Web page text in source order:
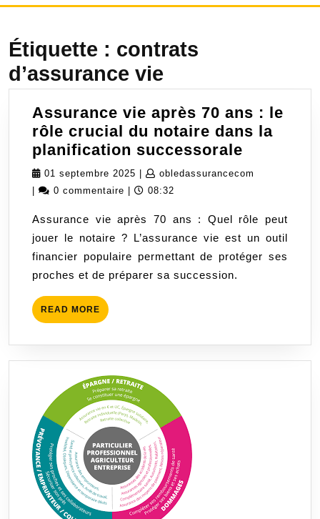
Étiquette : contrats
d’assurance vie
Assurance vie après 70 ans : le
rôle crucial du notaire dans la
planification successorale
vie
ans
le
01 septembre 2025 01
septembre
obledassurancecom
0 commentaire 08:32
Assurance vie après 70 ans : Quel rôle peut
jouer le notaire ? L’assurance vie est un outil
financier populaire permettant de protéger ses
proches et de préparer sa succession.
READ MORE READ
MORE